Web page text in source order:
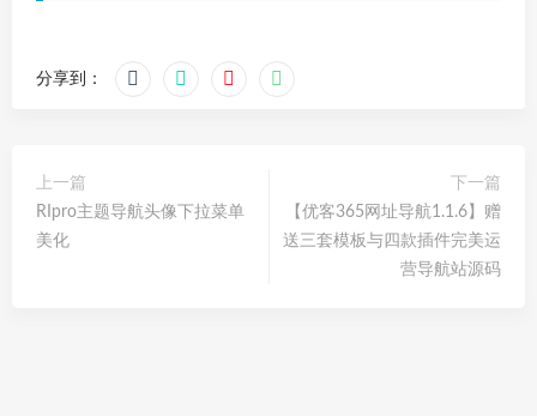
分享到：
上一篇
RIpro主题导航头像下拉菜单
美化
下一篇
【优客365网址导航1.1.6】赠
送三套模板与四款插件完美运
营导航站源码